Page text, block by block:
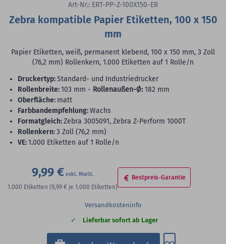
Art-Nr.: ERT-PP-Z-100X150-ER
Zebra kompatible Papier Etiketten, 100 x 150
mm
Papier Etiketten, weiß, permanent klebend, 100 x 150 mm, 3 Zoll
(76,2 mm) Rollenkern, 1.000 Etiketten auf 1 Rolle/n
Druckertyp:Standard- und Industriedrucker
Rollenbreite:103 mm - Rollenaußen-Ø: 182 mm
Oberfläche: matt
Farbbandempfehlung:Wachs
Formatgleich:Zebra 3005091, Zebra Z-Perform 1000T
Rollenkern:3 Zoll (76,2 mm)
VE:1.000 Etiketten auf 1 Rolle/n
9,99 €
1.000 Etiketten (9,99 € je 1.000 Etiketten)
Bestpreis-Garantie
Versandkosteninfo
Lieferbar sofort ab Lager